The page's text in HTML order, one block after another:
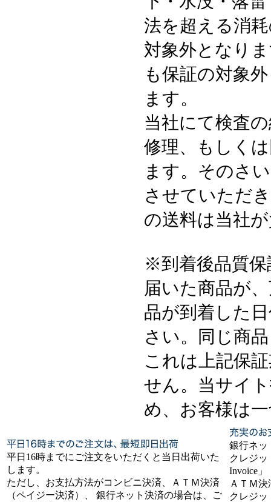
法を超える消
対象外となり
も保証の対象
ます。
当社にて検査
修理、もしく
ます。そのさ
させていただ
の送料は当社
※到着後品質
届いた商品が
品が到着した
さい。同じ商
これは上記保
せん。当サイ
め、お客様は
平日16時までにご注文をいただくと当日出荷いた
します。
ただし、お支払方法がコンビニ決済、ＡＴＭ決済
（ペイジー決済）、 銀行ネット決済の場合は、ご
銀行ネッ
クレジッ
Invoice」
ＡＴＭ
クレジッ